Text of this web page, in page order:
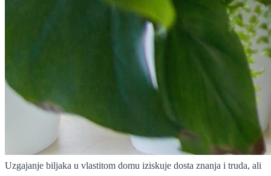
Uzgajanje biljaka u vlastitom domu iziskuje dosta znanja i truda, ali